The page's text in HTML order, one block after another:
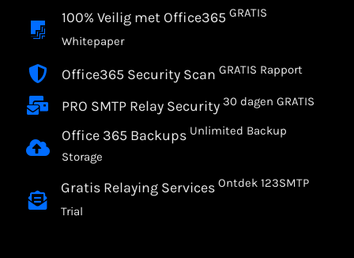
100% Veilig met Office365 GRATIS
Whitepaper
Office365 Security Scan GRATIS Rapport
PRO SMTP Relay Security 30 dagen GRATIS
Office 365 Backups Unlimited Backup
Storage
Gratis Relaying ServicesOntdek 123SMTP
Trial